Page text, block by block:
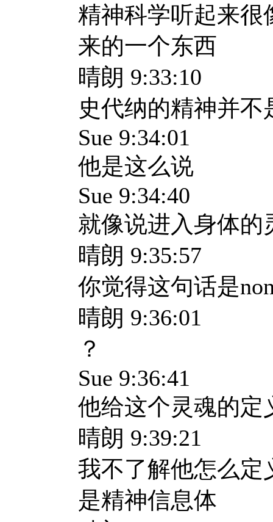
精神科学听起来很
来的一个东西
晴朗 9:33:10
史代纳的精神并不
Sue 9:34:01
他是这么说
Sue 9:34:40
就像说进入身体的
晴朗 9:35:57
你觉得这句话是
晴朗 9:36:01
？
Sue 9:36:41
他给这个灵魂的定
晴朗 9:39:21
我不了解他怎么定
是精神信息体